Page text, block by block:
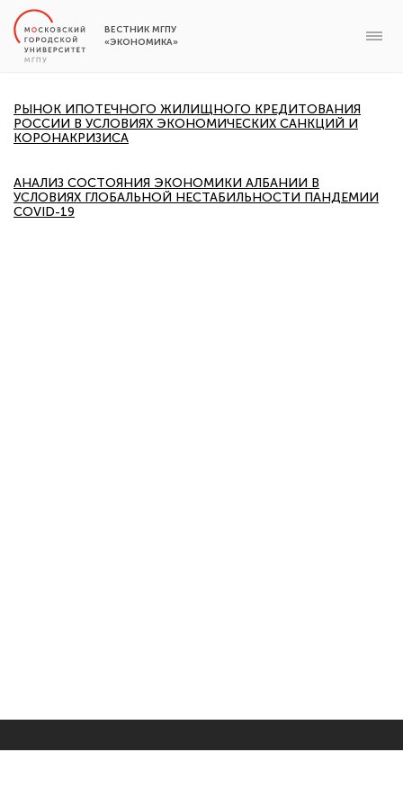
ВЕСТНИК МГПУ
«ЭКОНОМИКА»
РЫНОК ИПОТЕЧНОГО ЖИЛИЩНОГО КРЕДИТОВАНИЯ
РОССИИ В УСЛОВИЯХ ЭКОНОМИЧЕСКИХ САНКЦИЙ И
КОРОНАКРИЗИСА
АНАЛИЗ СОСТОЯНИЯ ЭКОНОМИКИ АЛБАНИИ В
УСЛОВИЯХ ГЛОБАЛЬНОЙ НЕСТАБИЛЬНОСТИ ПАНДЕМИИ
COVID-19